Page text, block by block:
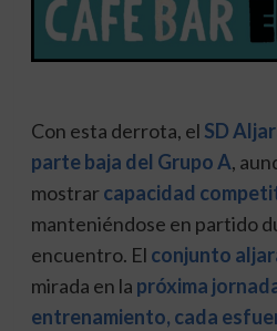
Con esta derrota, el SD
parte baja del Grupo A,
mostrarcapacidad
manteniéndose en partido
encuentro. El conjunto
mirada en la próxima
entrenamiento, cada